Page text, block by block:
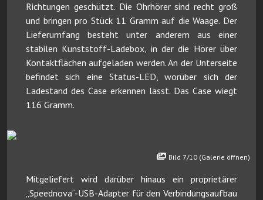
Richtungen geschützt. Die Ohrhörer sind recht groß
und bringen pro Stück 11 Gramm auf die Waage. Der
Lieferumfang besteht unter anderem aus einer
stabilen Kunststoff-Ladebox, in der die Hörer über
Kontaktflächen aufgeladen werden. An der Unterseite
befindet sich eine Status-LED, worüber sich der
Ladestand des Case erkennen lässt. Das Case wiegt
116 Gramm.
Bild 7/10 (Galerie öffnen)
Mitgeliefert wird darüber hinaus ein proprietärer
„Speednova“-USB-Adapter für den Verbindungsaufbau